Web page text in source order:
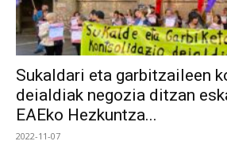
Sukaldari eta garbitzaileen
deialdiak negozia ditzan
EAEko Hezkuntza...
2022-11-07